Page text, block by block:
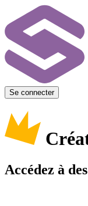
Se connecter
Accédez à